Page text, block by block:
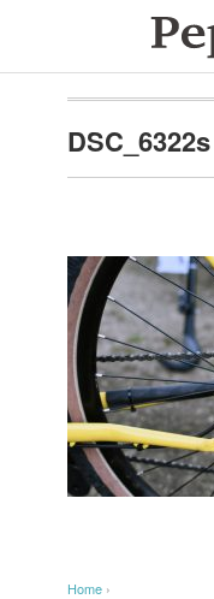
DSC_6322s
Home ›